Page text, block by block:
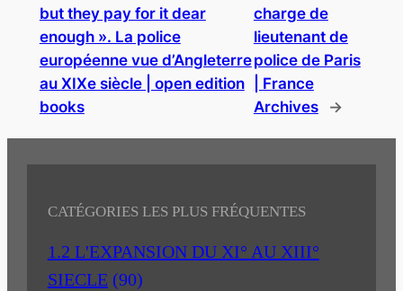
but they pay for it dear
enough ». La police
européenne vue d’Angleterre
au XIXe siècle | open edition
books
charge de
lieutenant de
police de Paris
| France
Archives
→
CATÉGORIES LES PLUS FRÉQUENTES
1.2 L'EXPANSION DU XI° AU XIII°
SIECLE (90)